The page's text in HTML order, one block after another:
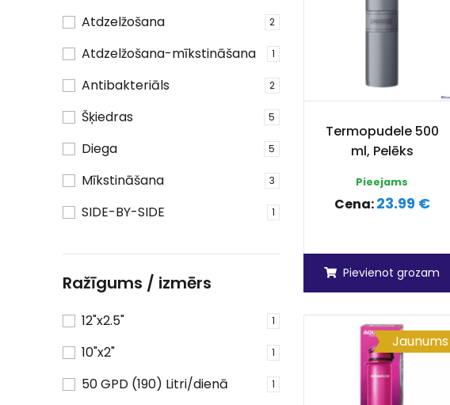
Atdzelžošana 2
Atdzelžošana-mīkstināšana 1
Antibakteriāls 2
Šķiedras 5
Diega 5
Mīkstināšana 3
SIDE-BY-SIDE 1
Ražīgums / izmērs
12"x2.5" 1
10"x2" 1
50 GPD (190) Litri/dienā 1
Termopudele 500
ml, Pelēks
Pieejams
Cena:23.99 €
Pievienot grozam
Jaunums